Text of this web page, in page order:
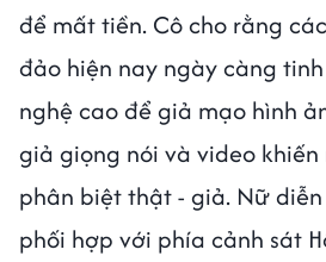
để mất tiền. Cô cho rằng
đảo hiện nay ngày càng
nghệ cao để giả mạo hình
giả giọng nói và video
phân biệt thật - giả. Nữ
phối hợp với phía cảnh sát